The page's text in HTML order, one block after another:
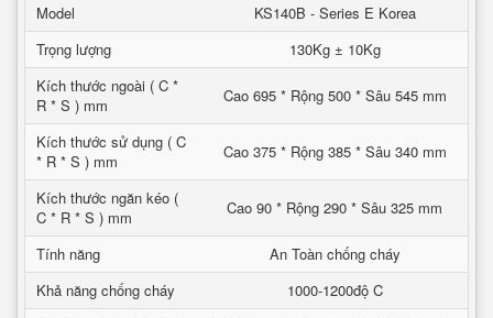
Model
KS140B - Series E Korea
Trọng lượng
130Kg ± 10Kg
Kích thước ngoài ( C *
R * S ) mm
Cao 695 * Rộng 500 * Sâu 545 mm
Kích thước sử dụng ( C
* R * S ) mm
Cao 375 * Rộng 385 * Sâu 340 mm
Kích thước ngăn kéo (
C * R * S ) mm
Cao 90 * Rộng 290 * Sâu 325 mm
Tính năng
An Toàn chống cháy
Khả năng chống cháy
1000-1200độ C